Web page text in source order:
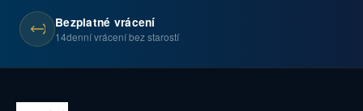
Bezplatné vrácení
14denní vrácení bez starostí